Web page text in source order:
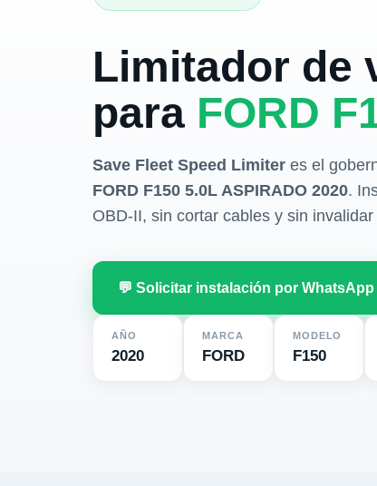
Limitador de
para FORD
Save Fleet Speed Limiter es el
FORD F150 5.0L ASPIRADO 2020.
OBD-II, sin cortar cables y sin
💬 Solicitar instalación por WhatsApp
AÑO
2020
MARCA
FORD
MODELO
F150